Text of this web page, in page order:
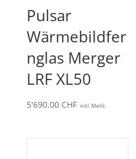
Pulsar
Wärmebildfer
nglas Merger
LRF XL50
5'690.00 CHF inkl. MwSt.